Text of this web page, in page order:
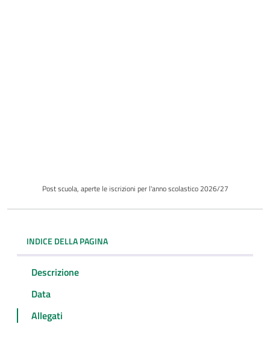
Post scuola, aperte le iscrizioni per l'anno scolastico 2026/27
INDICE DELLA PAGINA
Descrizione
Data
Allegati